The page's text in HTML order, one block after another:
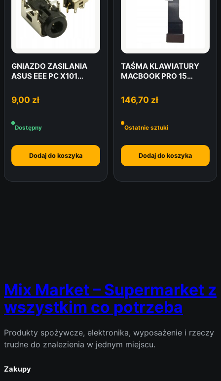
GNIAZDO ZASILANIA
ASUS EEE PC X101
9,00 zł
Dostępny
Dodaj do koszyka
TAŚMA KLAWIATURY
MACBOOK PRO 15
146,70 zł
Ostatnie sztuki
Dodaj do koszyka
Mix Market – Supermarket z
wszystkim co potrzeba
Produkty spożywcze, elektronika, wyposażenie i rzeczy
trudne do znalezienia w jednym miejscu.
Zakupy